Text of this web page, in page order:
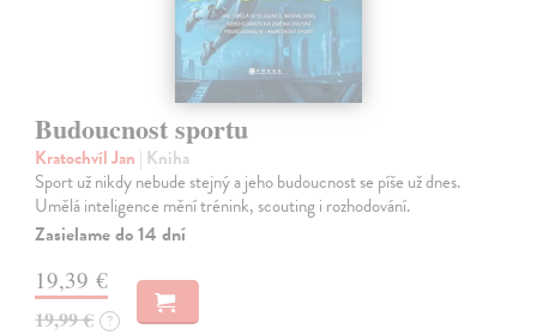
Budoucnost sportu
Kratochvíl Jan | Kniha
Sport už nikdy nebude stejný a jeho budoucnost se píše už dnes.
Umělá inteligence mění trénink, scouting i rozhodování.
Zasielame do 14 dní
19,39 €
19,99 € ?